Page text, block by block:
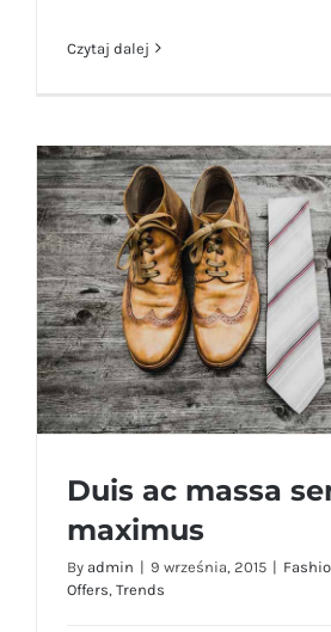
Czytaj dalej
Duis ac massa
maximus
By admin | 9 września, 2015 |
Offers, Trends